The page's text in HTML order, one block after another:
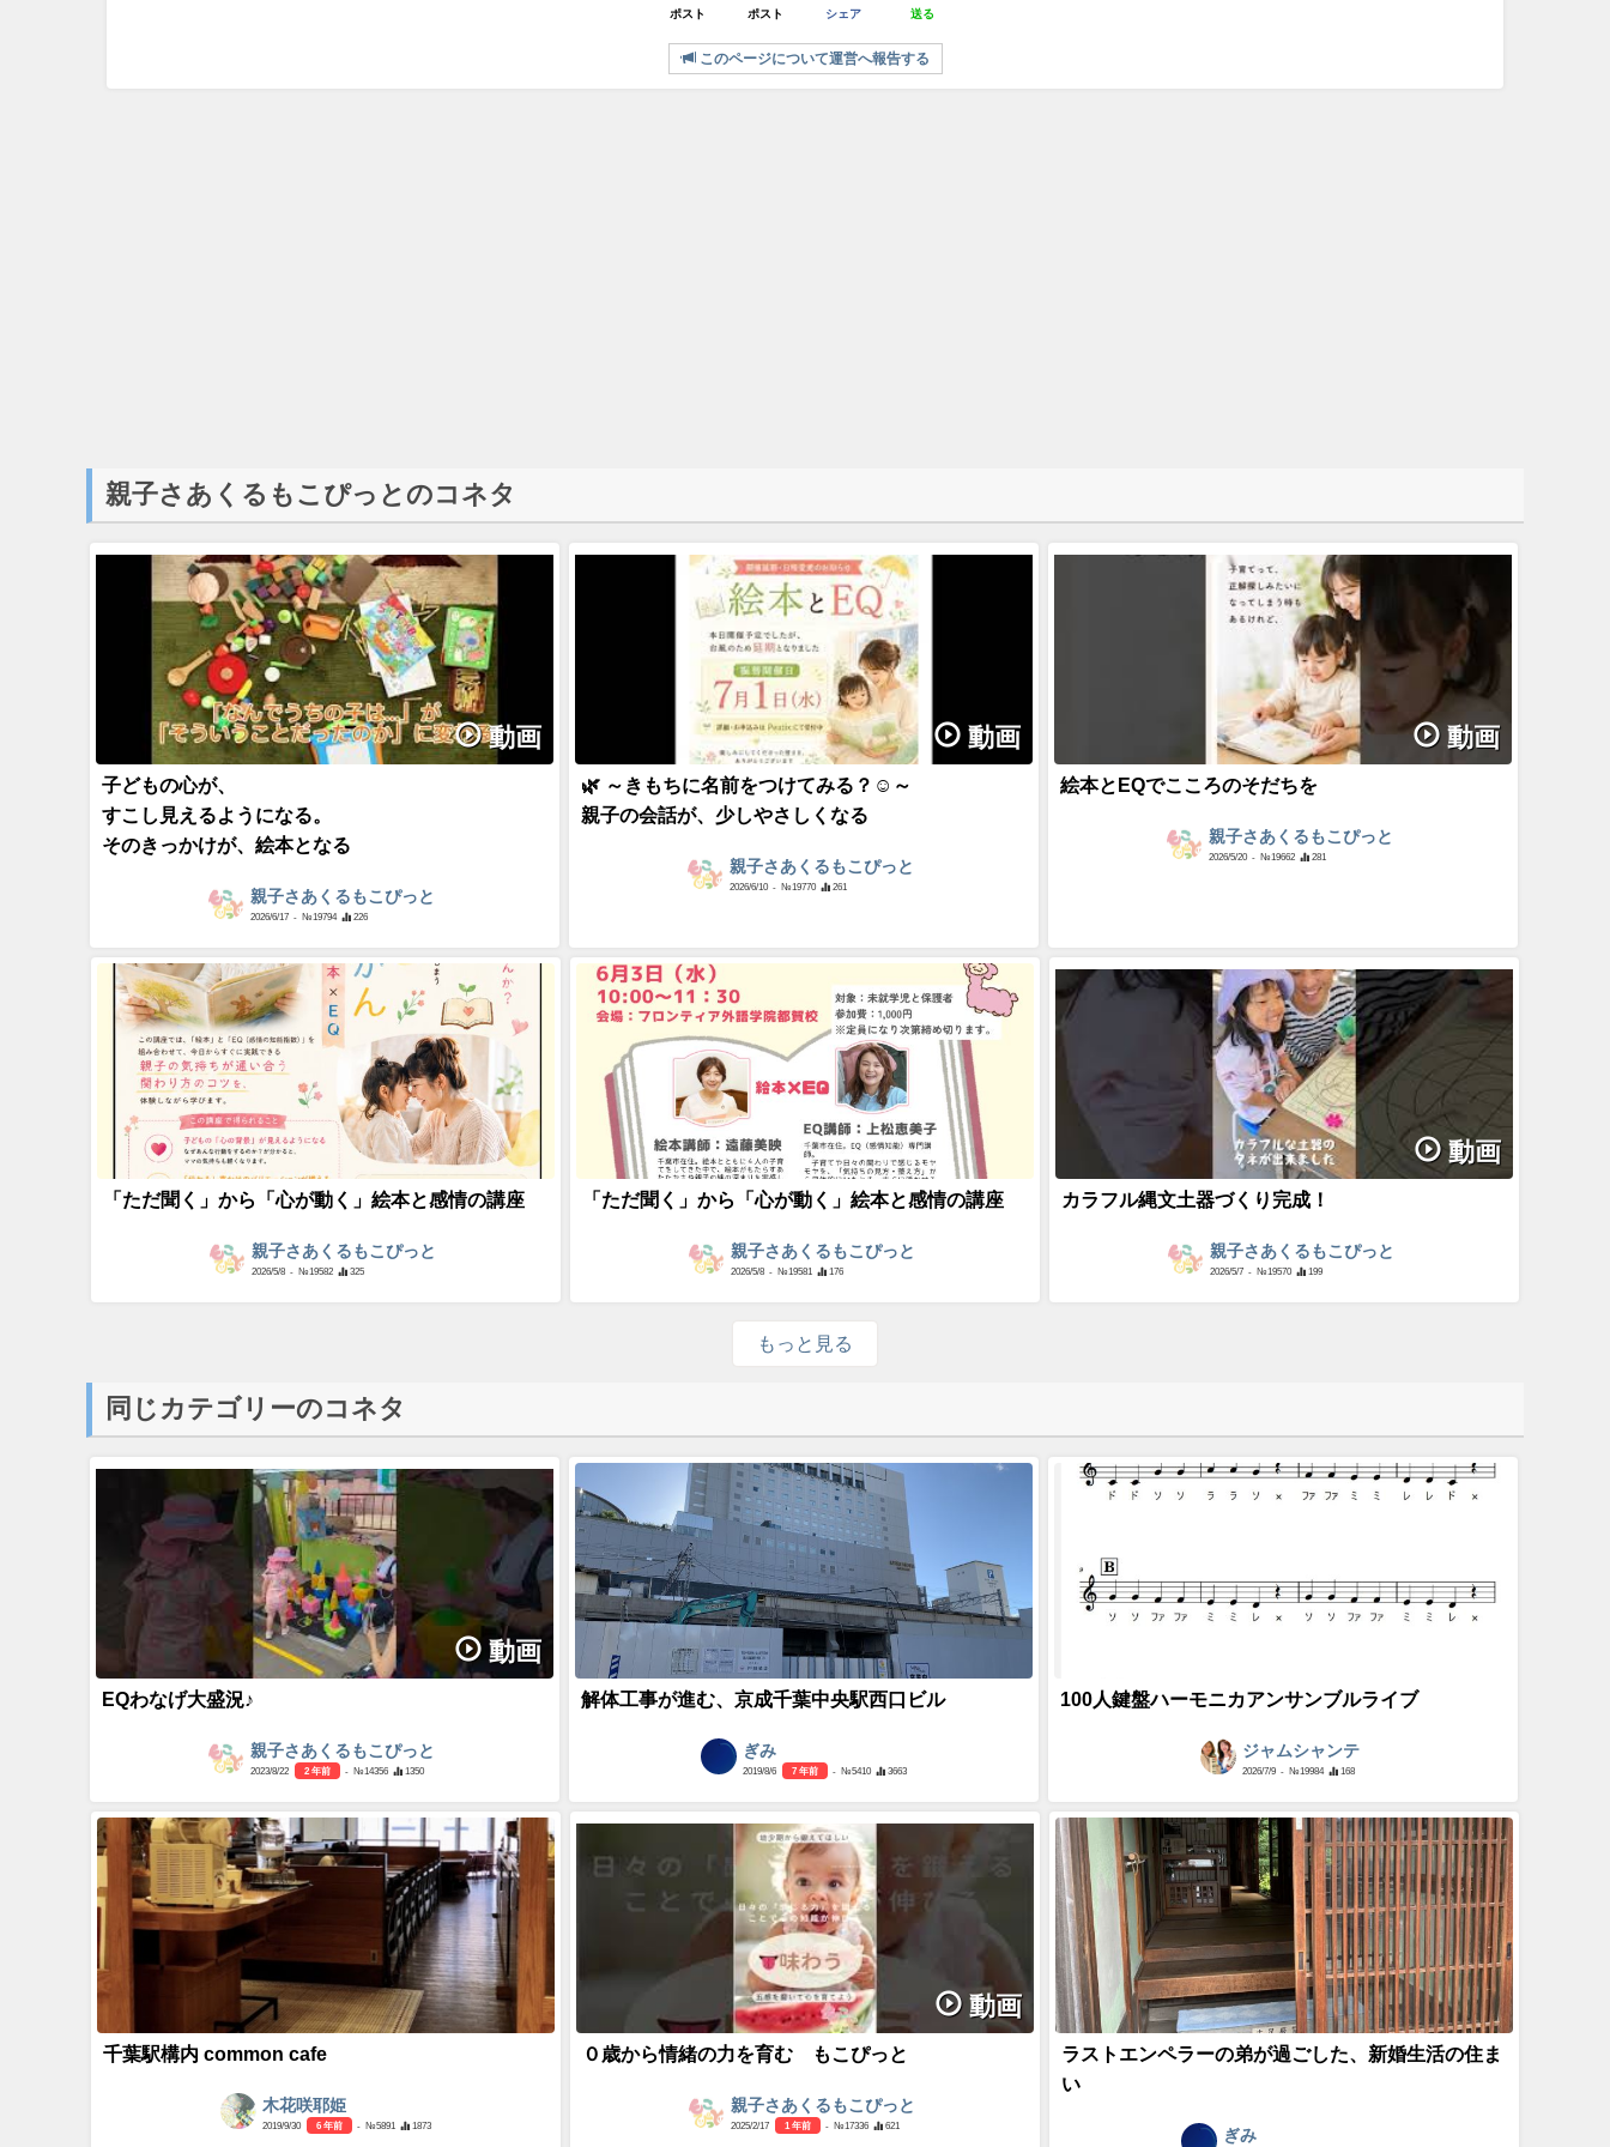
ポスト ポスト シェア 送る
このページについて運営へ報告する
親子さあくるもこぴっとのコネタ
動画
子どもの心が、
すこし見えるようになる。
そのきっかけが、絵本となる
親子さあくるもこぴっと
2026/6/17 - №19794 226
動画
🌿 ～きもちに名前をつけてみる？☺～
親子の会話が、少しやさしくなる
親子さあくるもこぴっと
2026/6/10 - №19770 261
動画
絵本とEQでこころのそだちを
親子さあくるもこぴっと
2026/5/20 - №19662 281
「ただ聞く」から「心が動く」絵本と感情の講座
親子さあくるもこぴっと
2026/5/8 - №19582 325
「ただ聞く」から「心が動く」絵本と感情の講座
親子さあくるもこぴっと
2026/5/8 - №19581 176
動画
カラフル縄文土器づくり完成！
親子さあくるもこぴっと
2026/5/7 - №19570 199
もっと見る
同じカテゴリーのコネタ
動画
EQわなげ大盛況♪
親子さあくるもこぴっと
2023/8/22 2 年前 - №14356 1350
解体工事が進む、京成千葉中央駅西口ビル
ぎみ
2019/8/6 7 年前 - №5410 3663
100人鍵盤ハーモニカアンサンブルライブ
ジャムシャンテ
2026/7/9 - №19984 168
千葉駅構内 common cafe
木花咲耶姫
2019/9/30 6 年前 - №5891 1873
動画
０歳から情緒の力を育む もこぴっと
親子さあくるもこぴっと
2025/2/17 1 年前 - №17336 621
ラストエンペラーの弟が過ごした、新婚生活の住ま
い
ぎみ